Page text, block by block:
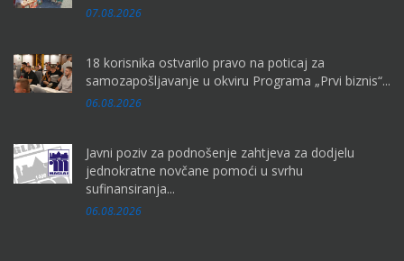
07.08.2026
18 korisnika ostvarilo pravo na poticaj za
samozapošljavanje u okviru Programa „Prvi biznis“...
06.08.2026
Javni poziv za podnošenje zahtjeva za dodjelu
jednokratne novčane pomoći u svrhu
sufinansiranja...
06.08.2026